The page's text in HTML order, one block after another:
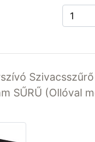
SŰRŰ (Ollóval